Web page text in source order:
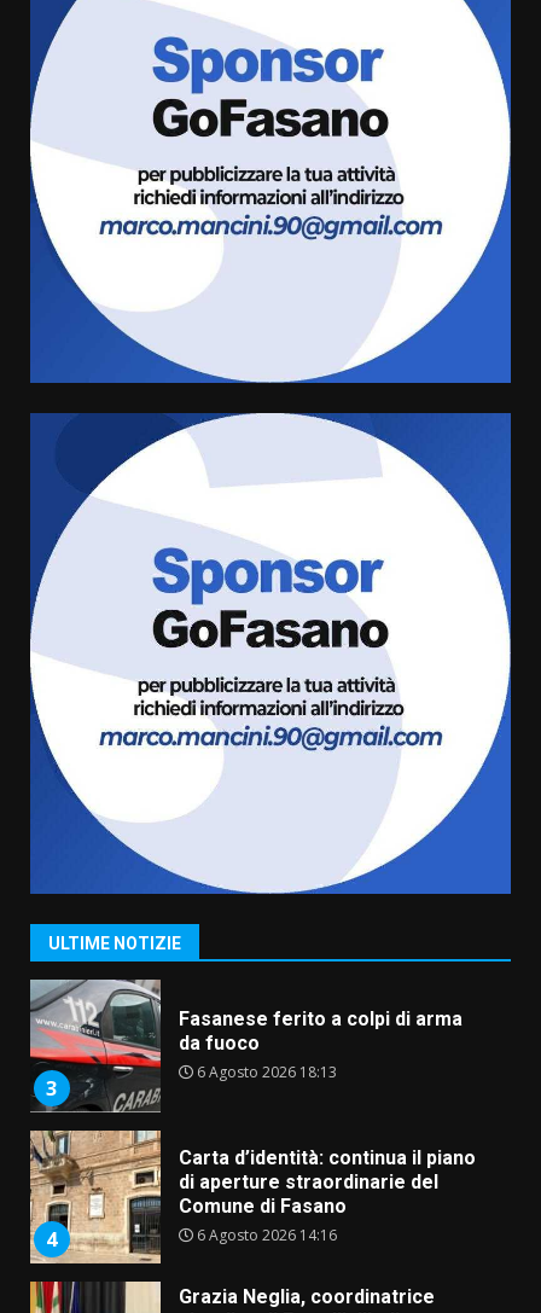
ULTIME NOTIZIE
3
6 Agosto 2026 18:13
Carta d’identità: continua il piano
di aperture straordinarie del
6 Agosto 2026 14:16
Grazia Neglia, coordinatrice
cittadina di Fratelli d’Italia,
pronta a tornare in Consiglio
comunale
Cura dei beni comuni e
cittadinanza attiva: online
l’avviso per la gestione
condivisa della Villetta di
Laureto
La magia del Minareto e la prima
assoluta de “L’Albergo
Belvedere. Il rapimento”
6 Agosto 2026 06:15
“I Contestatori: Musica di
Rivoluzione”: nuovo
appuntamento con “Fasano in
Banda”
7 Agosto 2026 06:05
2
US Fasano, Scianaro: “Profonda
amarezza per esclusione dal
3
Fasanese ferito a colpi di arma
da fuoco
6 Agosto 2026 18:13
4
Carta d’identità: continua il piano
di aperture straordinarie del
Comune di Fasano
6 Agosto 2026 14:16
Grazia Neglia, coordinatrice